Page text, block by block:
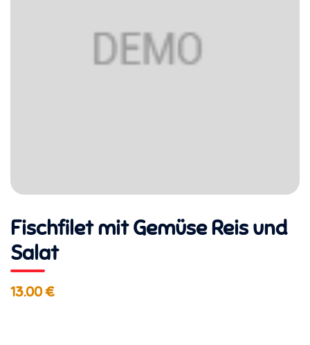
Fischfilet mit Gemüse Reis und
Salat
13.00 €